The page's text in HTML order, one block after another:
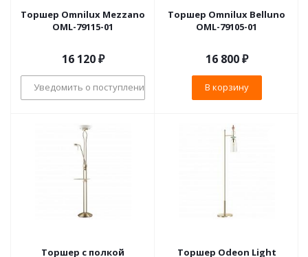
Торшер Omnilux Mezzano
OML-79115-01
16 120₽
Уведомить о поступлении
Торшер Omnilux Belluno
OML-79105-01
16 800₽
В корзину
Торшер с полкой
Торшер Odeon Light